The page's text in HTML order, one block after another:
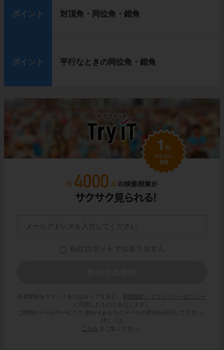
ポイント 対頂角・同位角・錯角
ポイント 平行なときの同位角・錯角
会員登録をクリックまたはタップすると、
利用規約・プライバシーポリシー
に同意したものとみなします。
ご利用のメールサービスで @try-it.jp からのメールの受信を許可して下さい。
詳しくは
こちら
をご覧ください。